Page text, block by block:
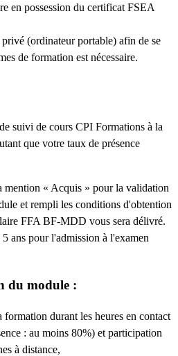
en possession du certificat FSEA
(ordinateur portable) afin de se
de formation est nécessaire.
suivi de cours CPI Formations à la
que votre taux de présence
mention « Acquis » pour la validation
et rempli les conditions d'obtention
FFA BF-MDD vous sera délivré.
ans pour l'admission à l'examen
du module :
durant les heures en contact
: au moins 80%) et participation
à distance,